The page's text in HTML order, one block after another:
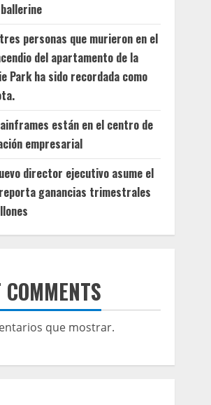
personas que murieron en el
del apartamento de la
Park ha sido recordada como
están en el centro de
empresarial
director ejecutivo asume el
ganancias trimestrales
que mostrar.